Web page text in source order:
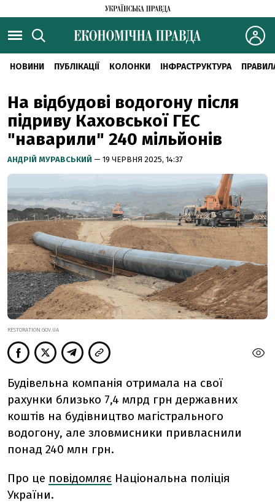
НОВИНИ ПУБЛІКАЦІЇ КОЛОНКИ ІНФРАСТРУКТУРА
На відбудові водогону після
підриву Каховської ГЕС
"наварили" 240 мільйонів
АНДРІЙ МУРАВСЬКИЙ — 19 ЧЕРВНЯ 2025, 14:37
RESTORATION.GOV.UA
Будівельна компанія отримала на свої
рахунки близько 7,4 млрд грн державних
коштів на будівництво магістрального
водогону, але зловмисники привласнили
понад 240 млн грн.
Про це повідомляє Національна поліція
України.